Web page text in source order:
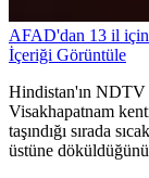
AFAD'dan 13 il
İçeriği Görüntüle
Hindistan'ın NDTV
Visakhapatnam
taşındığı sırada
üstüne döküldüğünü